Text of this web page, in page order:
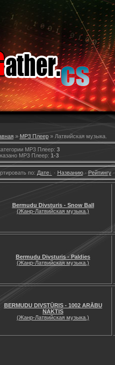
» MP3 Плеер» Латвийская музыка.
MP3 Плеер: 3
MP3 Плеер: 1-3
по: Дате · Названию·Рейтингу·
Bermudu Divsturis - Snow Ball
(Жанр-Латвийская музыка.)
Bermudu Divsturis - Paldies
(Жанр-Латвийская музыка.)
BERMUDU DIVSTŪRIS - 1002 ARĀBU
NAKTIS
(Жанр-Латвийская музыка.)